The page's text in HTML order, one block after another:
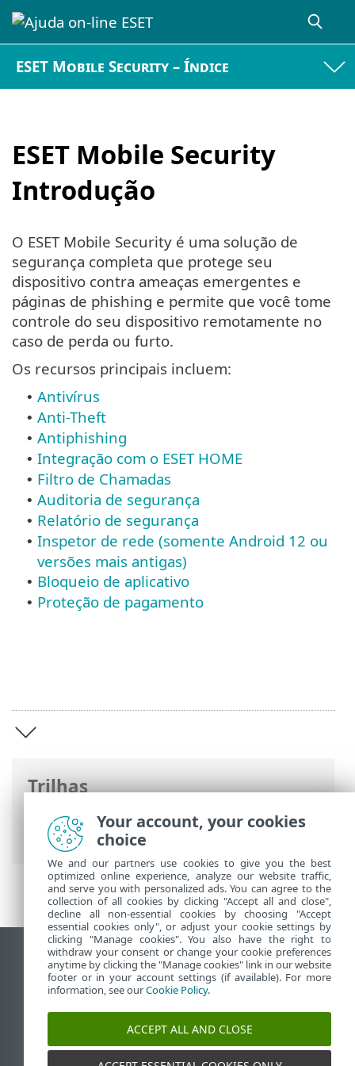
ESET Mobile Security – Índice
ESET Mobile Security
Introdução
Trilhas
Ajuda on-line ESET>ESET Mobile Security
ESET Mobile Security Introdução
O ESET Mobile Security é uma solução de
segurança completa que protege seu
dispositivo contra ameaças emergentes e
páginas de phishing e permite que você tome
controle do seu dispositivo remotamente no
caso de perda ou furto.
Os recursos principais incluem:
• Antivírus
• Anti-Theft
• Antiphishing
• Integração com o ESET HOME
• Filtro de Chamadas
• Auditoria de segurança
• Relatório de segurança
• Inspetor de rede (somente Android 12 ou
versões mais antigas)
• Bloqueio de aplicativo
• Proteção de pagamento
Ver site para desktop
End of Life
Base de conhecimento ESET
Fórum ESET
ESET Status Portal
Suporte regional
Your account, your cookies
choice
We and our partners use cookies to give you the best
optimized online experience, analyze our website traffic,
and serve you with personalized ads. You can agree to the
collection of all cookies by clicking "Accept all and close",
decline all non-essential cookies by choosing "Accept
essential cookies only", or adjust your cookie settings by
clicking "Manage cookies". You also have the right to
withdraw your consent or change your cookie preferences
anytime by clicking the "Manage cookies" link in our website
footer or in your account settings (if available). For more
information, see ourCookie Policy.
ACCEPT ALL AND CLOSE